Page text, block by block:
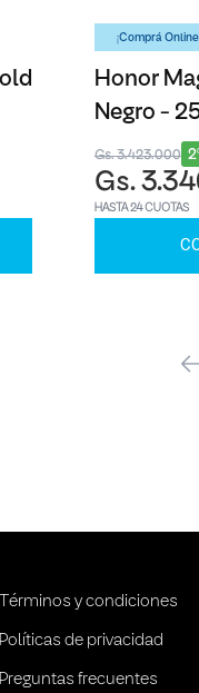
¡Comprá
Honor
Negro -
Gs. 3.423.000
Gs.
HASTA 24 CUOTAS
Términos y condiciones
Políticas de privacidad
Preguntas frecuentes